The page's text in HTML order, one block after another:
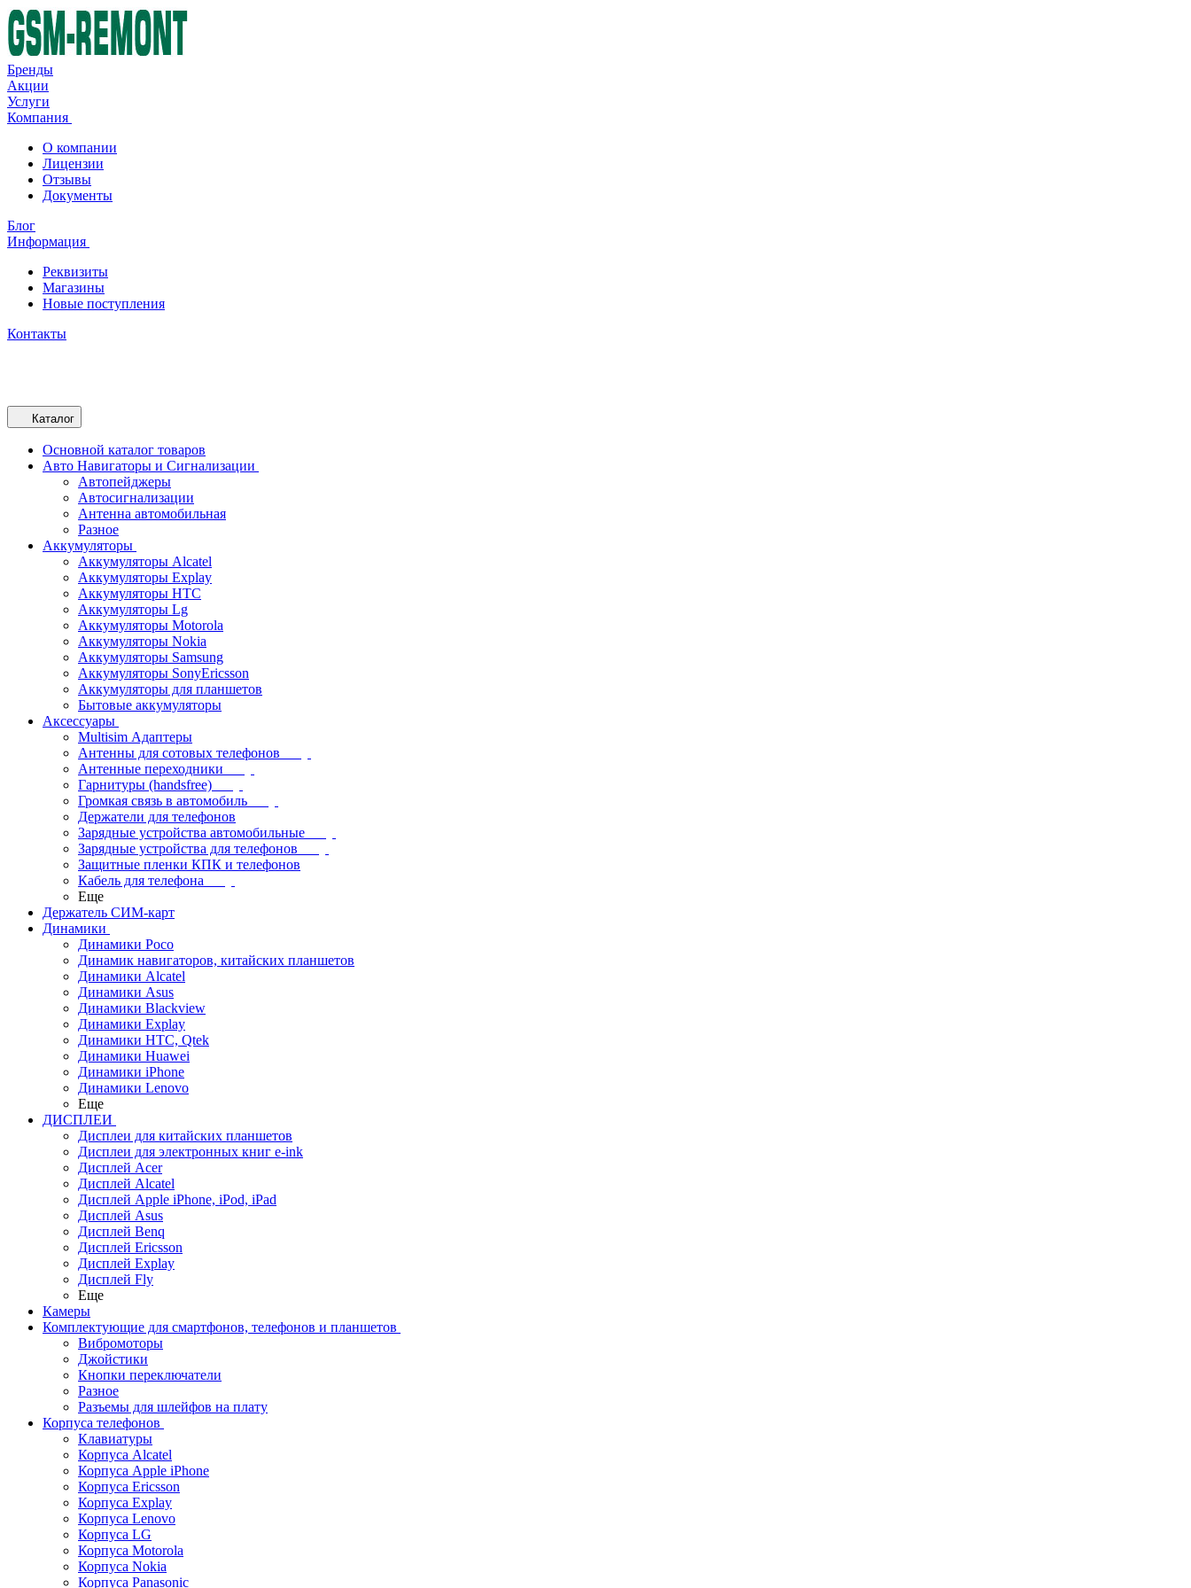
Бренды
Акции
Услуги
Компания
О компании
Лицензии
Отзывы
Документы
Блог
Информация
Реквизиты
Магазины
Новые поступления
Контакты
Каталог
Основной каталог товаров
Авто Навигаторы и Сигнализации
Автопейджеры
Автосигнализации
Антенна автомобильная
Разное
Аккумуляторы
Аккумуляторы Alcatel
Аккумуляторы Explay
Аккумуляторы HTC
Аккумуляторы Lg
Аккумуляторы Motorola
Аккумуляторы Nokia
Аккумуляторы Samsung
Аккумуляторы SonyEricsson
Аккумуляторы для планшетов
Бытовые аккумуляторы
Аксессуары
Multisim Адаптеры
Антенны для сотовых телефонов
Антенные переходники
Гарнитуры (handsfree)
Громкая связь в автомобиль
Держатели для телефонов
Зарядные устройства автомобильные
Зарядные устройства для телефонов
Защитные пленки КПК и телефонов
Кабель для телефона
Еще
Держатель СИМ-карт
Динамики
Динамики Poco
Динамик навигаторов, китайских планшетов
Динамики Alcatel
Динамики Asus
Динамики Blackview
Динамики Explay
Динамики HTC, Qtek
Динамики Huawei
Динамики iPhone
Динамики Lenovo
Еще
ДИСПЛЕИ
Дисплеи для китайских планшетов
Дисплеи для электронных книг e-ink
Дисплей Acer
Дисплей Alcatel
Дисплей Apple iPhone, iPod, iPad
Дисплей Asus
Дисплей Benq
Дисплей Ericsson
Дисплей Explay
Дисплей Fly
Еще
Камеры
Комплектующие для смартфонов, телефонов и планшетов
Вибромоторы
Джойстики
Кнопки переключатели
Разное
Разъемы для шлейфов на плату
Корпуса телефонов
Клавиатуры
Корпуса Alcatel
Корпуса Apple iPhone
Корпуса Ericsson
Корпуса Explay
Корпуса Lenovo
Корпуса LG
Корпуса Motorola
Корпуса Nokia
Корпуса Panasonic